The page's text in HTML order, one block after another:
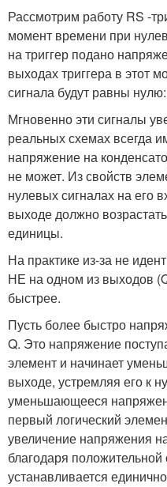
Рассмотрим работу RS -
момент времени при
на триггер подано
выходах триггера в этот
сигнала будут равны нулю:
Мгновенно эти сигналы
реальных схемах всегда
напряжение на
не может. Из свойств
нулевых сигналах на его
выходе должно
единицы.
На практике из-за не
НЕ на одном из выходов
быстрее.
Пусть более быстро
Q. Это напряжение
элемент и начинает
выходе, устремляя его к
уменьшающееся
первый логический
увеличение напряжения
благодаря
устанавливается